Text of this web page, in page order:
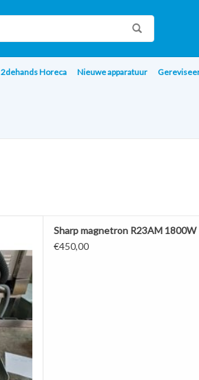
2dehands Horeca Nieuwe apparatuur
Sharp magnetron R23AM 1800W
€450,00